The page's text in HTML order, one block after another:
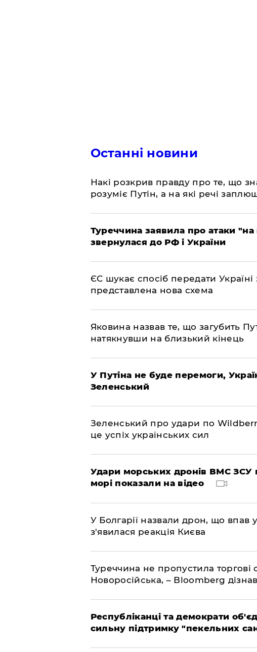
Останні новини
Накі розкрив правду про те, що
розуміє Путін, а на які речі
Туреччина заявила про атаки
звернулася до РФ і України
ЄС шукає спосіб передати Україні
представлена ​​нова схема
Яковина назвав те, що загубить
натякнувши на близький кінець
У Путіна не буде перемоги,
Зеленський
Зеленський про удари по
це успіх українських сил
Удари морських дронів ВМС
морі показали на відео
У Болгарії назвали дрон, що впав
з'явилася реакція Києва
Туреччина не пропустила
Новоросійська, – Bloomberg
Республіканці та демократи
сильну підтримку "пекельних